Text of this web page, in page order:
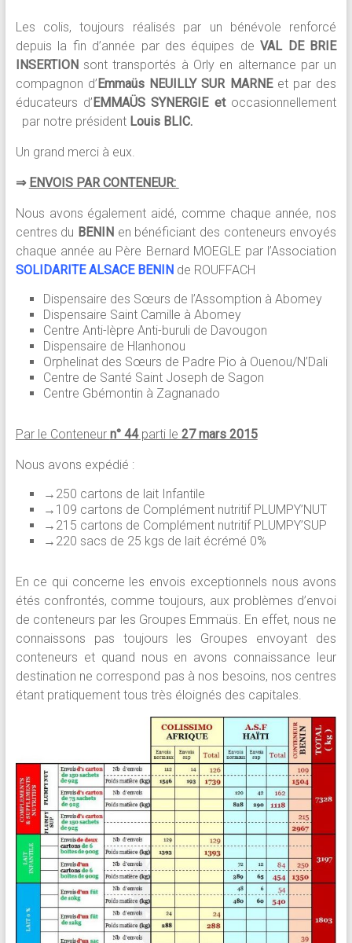
Les colis, toujours réalisés par un bénévole renforcé
depuis la fin d’année par des équipes deVAL DE BRIE
INSERTIONsont transportés à Orly en alternance par un
compagnon d’Emmaüs NEUILLY SUR MARNEet par des
éducateurs d’EMMAÜS SYNERGIE et occasionnellement
par notre président Louis BLIC.
Un grand merci à eux.
⇒ ENVOIS PAR CONTENEUR:
Nous avons également aidé, comme chaque année, nos
centres du BENIN en bénéficiant des conteneurs envoyés
chaque année au Père Bernard MOEGLE par l’Association
SOLIDARITE ALSACE BENINde ROUFFACH
Dispensaire des Sœurs de l’Assomption à Abomey
Dispensaire Saint Camille à Abomey
Centre Anti-lèpre Anti-buruli de Davougon
Dispensaire de Hlanhonou
Orphelinat des Sœurs de Padre Pio à Ouenou/N’Dali
Centre de Santé Saint Joseph de Sagon
Centre Gbémontin à Zagnanado
Par le Conteneur n° 44parti le 27 mars 2015
Nous avons expédié :
→250 cartons de lait Infantile
→109 cartons de Complément nutritif PLUMPY’NUT
→215 cartons de Complément nutritif PLUMPY’SUP
→220 sacs de 25 kgs de lait écrémé 0%
En ce qui concerne les envois exceptionnels nous avons
étés confrontés, comme toujours, aux problèmes d’envoi
de conteneurs par les Groupes Emmaüs. En effet, nous ne
connaissons pas toujours les Groupes envoyant des
conteneurs et quand nous en avons connaissance leur
destination ne correspond pas à nos besoins, nos centres
étant pratiquement tous très éloignés des capitales.